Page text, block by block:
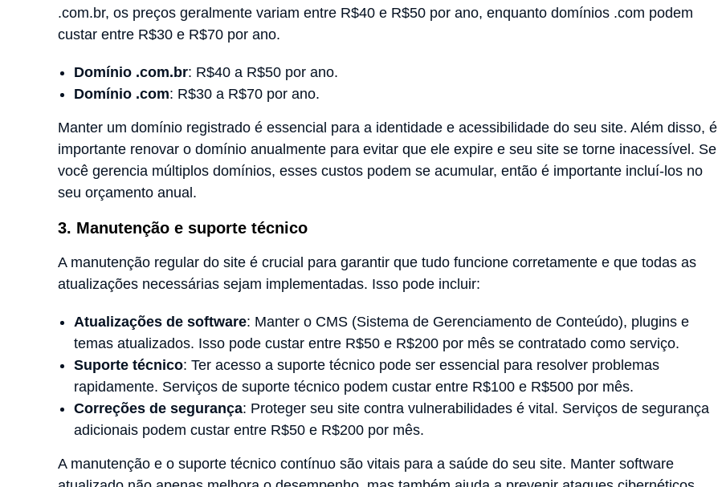
.com.br, os preços geralmente variam entre R$40 e R$50 por ano, enquanto domínios .com podem
custar entre R$30 e R$70 por ano.
Domínio .com.br: R$40 a R$50 por ano.
Domínio .com: R$30 a R$70 por ano.
Manter um domínio registrado é essencial para a identidade e acessibilidade do seu site. Além disso, é
importante renovar o domínio anualmente para evitar que ele expire e seu site se torne inacessível. Se
você gerencia múltiplos domínios, esses custos podem se acumular, então é importante incluí-los no
seu orçamento anual.
3. Manutenção e suporte técnico
A manutenção regular do site é crucial para garantir que tudo funcione corretamente e que todas as
atualizações necessárias sejam implementadas. Isso pode incluir:
Atualizações de software: Manter o CMS (Sistema de Gerenciamento de Conteúdo), plugins e
temas atualizados. Isso pode custar entre R$50 e R$200 por mês se contratado como serviço.
Suporte técnico: Ter acesso a suporte técnico pode ser essencial para resolver problemas
rapidamente. Serviços de suporte técnico podem custar entre R$100 e R$500 por mês.
Correções de segurança: Proteger seu site contra vulnerabilidades é vital. Serviços de segurança
adicionais podem custar entre R$50 e R$200 por mês.
A manutenção e o suporte técnico contínuo são vitais para a saúde do seu site. Manter software